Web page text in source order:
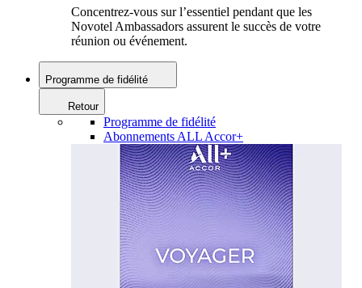
Concentrez-vous sur l’essentiel pendant que les
Novotel Ambassadors assurent le succès de votre
réunion ou événement.
Programme de fidélité
Retour
Programme de fidélité
Abonnements ALL Accor+